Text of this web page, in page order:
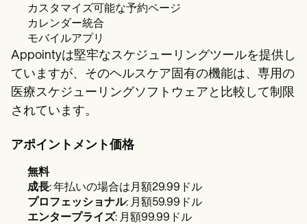
カスタマイズ可能な予約ページ
カレンダー統合
モバイルアプリ
Appointyは堅牢なスケジューリングツールを提供し
ていますが、そのヘルスケア固有の機能は、専用の
医療スケジューリングソフトウェアと比較して制限
されています。
アポイントメント価格
無料
成長: 年払いの場合は月額29.99ドル
プロフェッショナル: 月額59.99ドル
エンタープライズ: 月額99.99ドル